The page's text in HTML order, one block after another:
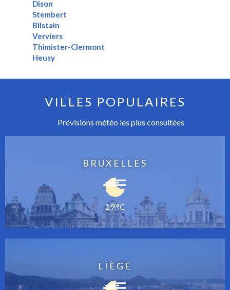
Dison
Stembert
Bilstain
Verviers
Thimister-Clermont
Heusy
VILLES POPULAIRES
Prévisions météo les plus consultées
BRUXELLES
19 °C
LIÈGE